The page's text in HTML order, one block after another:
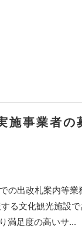
事業者の
の出改札案内等
る文化観光施設
満足度の高いサ...